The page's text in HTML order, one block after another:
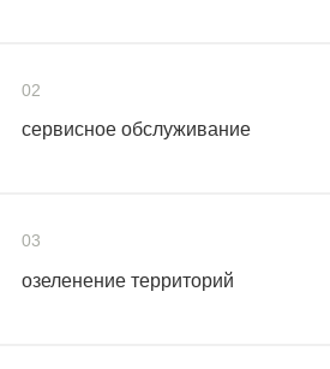
02
сервисное обслуживание
03
озеленение территорий